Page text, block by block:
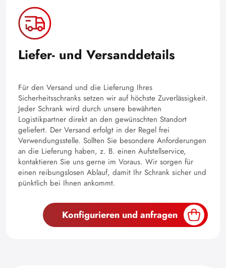
Liefer- und Versanddetails
Für den Versand und die Lieferung Ihres
Sicherheitsschranks setzen wir auf höchste Zuverlässigkeit.
Jeder Schrank wird durch unsere bewährten
Logistikpartner direkt an den gewünschten Standort
geliefert. Der Versand erfolgt in der Regel frei
Verwendungsstelle. Sollten Sie besondere Anforderungen
an die Lieferung haben, z. B. einen Aufstellservice,
kontaktieren Sie uns gerne im Voraus. Wir sorgen für
einen reibungslosen Ablauf, damit Ihr Schrank sicher und
pünktlich bei Ihnen ankommt.
Konfigurieren und anfragen